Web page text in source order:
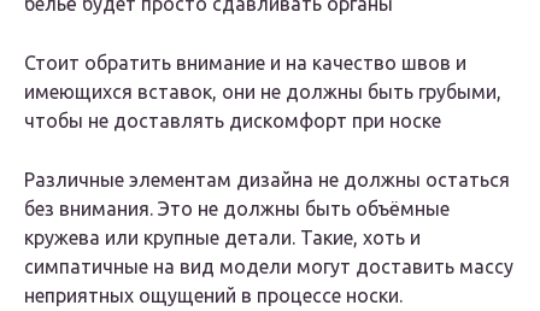
Стоит обратить внимание и на качество швов и
имеющихся вставок, они не должны быть грубыми,
чтобы не доставлять дискомфорт при носке
Различные элементам дизайна не должны остаться
без внимания. Это не должны быть объёмные
кружева или крупные детали. Такие, хоть и
симпатичные на вид модели могут доставить массу
неприятных ощущений в процессе носки.